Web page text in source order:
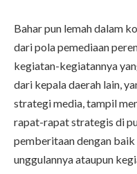
Bahar pun lemah dalam
dari pola pemediaan
kegiatan-kegiatannya
dari kepala daerah lain,
strategi media, tampil
rapat-rapat strategis di
pemberitaan dengan
unggulannya ataupun